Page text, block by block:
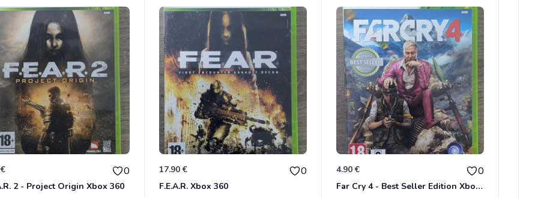
0
2 - Project Origin Xbox 360
17.90 € 0
F.E.A.R. Xbox 360
4.90 € 0
Far Cry 4 - Best Seller Edition Xbox 360